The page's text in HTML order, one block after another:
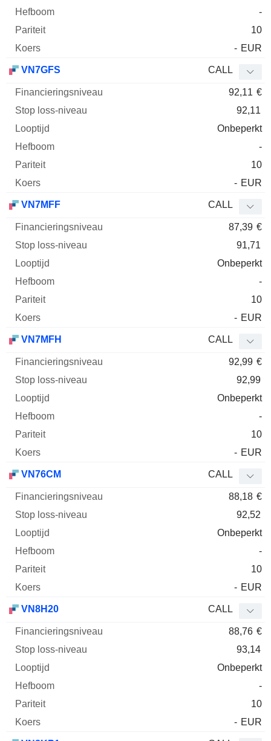
-
10
- EUR
VN7GFS CALL
92,11 €
92,11
Onbeperkt
-
10
- EUR
VN7MFF CALL
87,39 €
91,71
Onbeperkt
-
10
- EUR
VN7MFH CALL
92,99 €
92,99
Onbeperkt
-
10
- EUR
VN76CM CALL
88,18 €
92,52
Onbeperkt
-
10
- EUR
VN8H20 CALL
88,76 €
93,14
Onbeperkt
-
10
- EUR